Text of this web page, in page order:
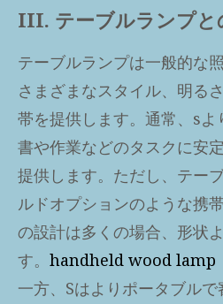
III. テーブルランプと
テーブルランプは一般的な
さまざまなスタイル、明る
帯を提供します。通常、s
書や作業などのタスクに安
提供します。ただし、テー
ルドオプションのような携
の設計は多くの場合、形状
す。 handheld wood lamp
一方、Sはよりポータブルで